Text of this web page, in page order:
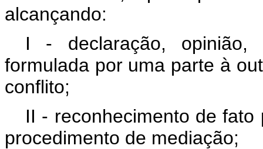
alcançando:
I - declaração, opinião,
formulada por uma parte à
conflito;
II - reconhecimento de
procedimento de mediação;